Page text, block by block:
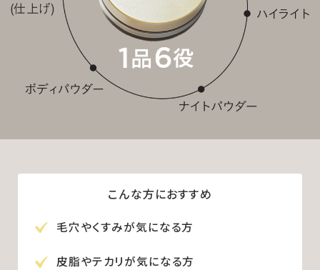
こんな方におすすめ
毛穴やくすみが気になる方
皮脂やテカリが気になる方